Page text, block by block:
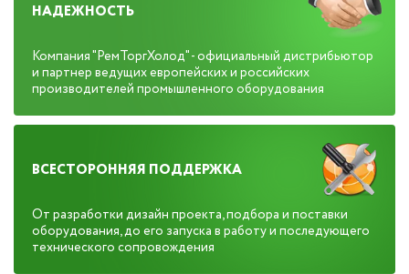
НАДЕЖНОСТЬ
Компания "РемТоргХолод" - официальный дистрибьютор
и партнер ведущих европейских и российских
производителей промышленного оборудования
ВСЕСТОРОННЯЯ ПОДДЕРЖКА
От разработки дизайн проекта, подбора и поставки
оборудования, до его запуска в работу и последующего
технического сопровождения